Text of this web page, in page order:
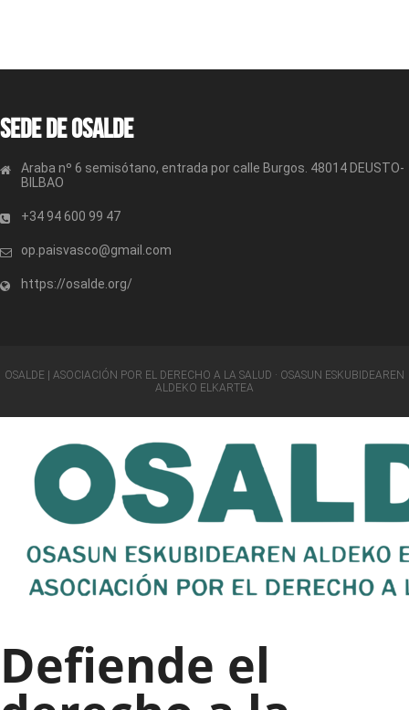
Sede de OSALDE
Araba nº 6 semisótano, entrada por calle Burgos. 48014 DEUSTO-
BILBAO
+34 94 600 99 47
op.paisvasco@gmail.com
https://osalde.org/
OSALDE | ASOCIACIÓN POR EL DERECHO A LA SALUD · OSASUN ESKUBIDEAREN
ALDEKO ELKARTEA
Defiende el